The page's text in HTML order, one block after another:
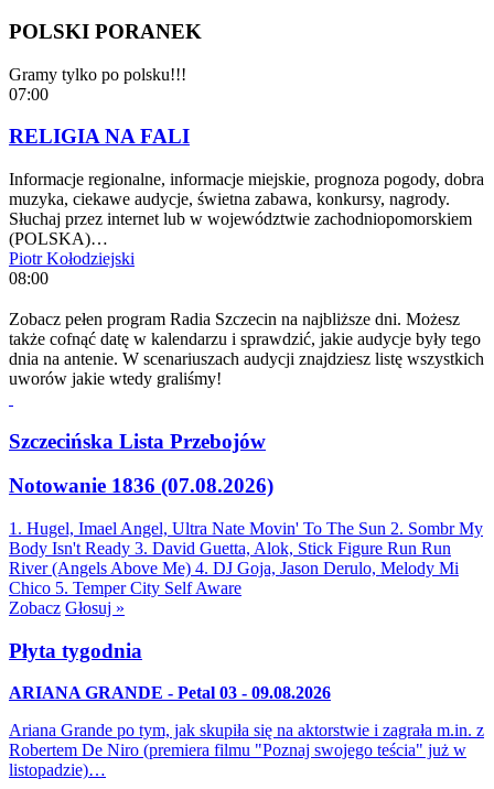
POLSKI PORANEK
Gramy tylko po polsku!!!
07:00
RELIGIA NA FALI
Informacje regionalne, informacje miejskie, prognoza pogody, dobra
muzyka, ciekawe audycje, świetna zabawa, konkursy, nagrody.
Słuchaj przez internet lub w województwie zachodniopomorskiem
(POLSKA)…
Piotr Kołodziejski
08:00
Zobacz pełen program Radia Szczecin na najbliższe dni. Możesz
także cofnąć datę w kalendarzu i sprawdzić, jakie audycje były tego
dnia na antenie. W scenariuszach audycji znajdziesz listę wszystkich
uworów jakie wtedy graliśmy!
Szczecińska Lista Przebojów
Notowanie 1836 (07.08.2026)
1. Hugel, Imael Angel, Ultra Nate Movin' To The Sun 2. Sombr My
Body Isn't Ready 3. David Guetta, Alok, Stick Figure Run Run
River (Angels Above Me) 4. DJ Goja, Jason Derulo, Melody Mi
Chico 5. Temper City Self Aware
Zobacz Głosuj »
Płyta tygodnia
ARIANA GRANDE - Petal 03 - 09.08.2026
Ariana Grande po tym, jak skupiła się na aktorstwie i zagrała m.in. z
Robertem De Niro (premiera filmu "Poznaj swojego teścia" już w
listopadzie)…